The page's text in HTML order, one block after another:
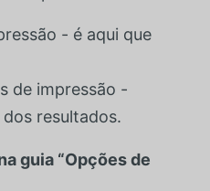
- é aqui que
de impressão -
resultados.
guia “Opções de